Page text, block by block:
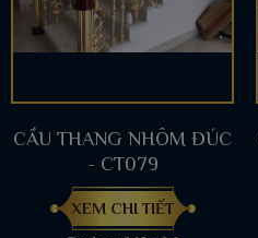
CẦU THANG NHÔM ĐÚC
- CT079
XEM CHI TIẾT